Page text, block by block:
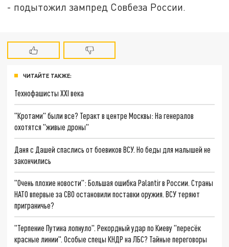
- подытожил зампред Совбеза России.
ЧИТАЙТЕ ТАКЖЕ:
Технофашисты XXI века
"Кротами" были все? Теракт в центре Москвы: На генералов
охотятся "живые дроны"
Даня с Дашей спаслись от боевиков ВСУ. Но беды для малышей не
закончились
"Очень плохие новости": Большая ошибка Palantir в России. Страны
НАТО впервые за СВО остановили поставки оружия. ВСУ теряют
приграничье?
"Терпение Путина лопнуло". Рекордный удар по Киеву "пересёк
красные линии". Особые спецы КНДР на ЛБС? Тайные переговоры